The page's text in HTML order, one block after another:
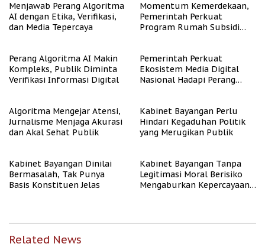
Menjawab Perang Algoritma
AI dengan Etika, Verifikasi,
dan Media Tepercaya
Momentum Kemerdekaan,
Pemerintah Perkuat
Program Rumah Subsidi
Perang Algoritma AI Makin
Kompleks, Publik Diminta
Verifikasi Informasi Digital
Pemerintah Perkuat
Ekosistem Media Digital
Nasional Hadapi Perang
Algoritma Mengejar Atensi,
Jurnalisme Menjaga Akurasi
dan Akal Sehat Publik
Kabinet Bayangan Perlu
Hindari Kegaduhan Politik
yang Merugikan Publik
Kabinet Bayangan Dinilai
Bermasalah, Tak Punya
Basis Konstituen Jelas
Kabinet Bayangan Tanpa
Legitimasi Moral Berisiko
Mengaburkan Kepercayaan
Related News